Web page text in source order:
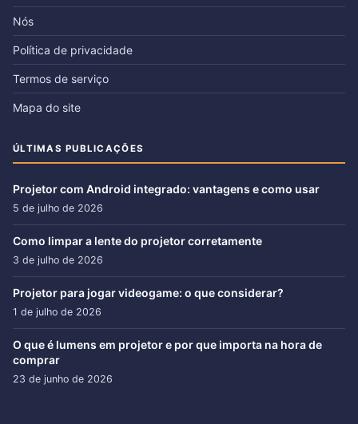
Nós
Política de privacidade
Termos de serviço
Mapa do site
ÚLTIMAS PUBLICAÇÕES
Projetor com Android integrado: vantagens e como usar
5 de julho de 2026
Como limpar a lente do projetor corretamente
3 de julho de 2026
Projetor para jogar videogame: o que considerar?
1 de julho de 2026
O que é lumens em projetor e por que importa na hora de
comprar
23 de junho de 2026